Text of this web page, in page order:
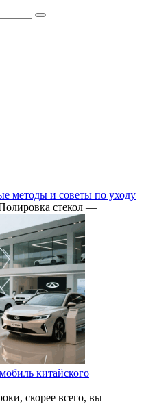
методы и советы по уходу
стекол —
китайского
скорее всего, вы